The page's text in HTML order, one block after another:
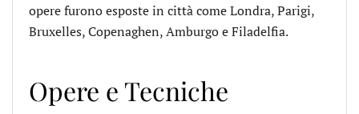
opere furono esposte in città come Londra, Parigi,
Bruxelles, Copenaghen, Amburgo e Filadelfia.
Opere e Tecniche